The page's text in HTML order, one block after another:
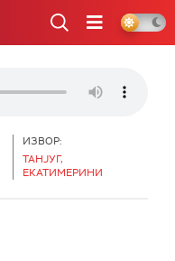
ИЗВОР:
ТАНЈУГ,
ЕКАТИМЕРИНИ